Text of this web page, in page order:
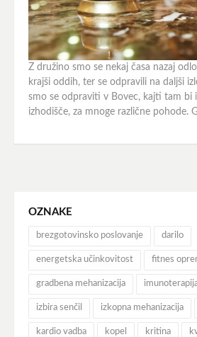
Z družino smo se nekaj časa nazaj
krajši oddih, ter se odpravili na daljši
smo se odpraviti v Bovec, kajti tam bi
izhodišče, za mnoge različne pohode.
OZNAKE
brezgotovinsko poslovanje darilo
energetska učinkovitost fitnes
gradbena mehanizacija
izbira senčil izkopna mehanizacija
kardio vadba kopel kritina